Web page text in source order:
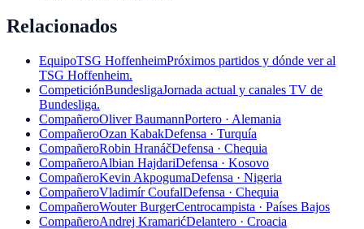
Relacionados
EquipoTSG HoffenheimPróximos partidos y dónde ver al
TSG Hoffenheim.
CompeticiónBundesligaJornada actual y canales TV de
Bundesliga.
CompañeroOliver BaumannPortero · Alemania
CompañeroOzan KabakDefensa · Turquía
CompañeroRobin HranáčDefensa · Chequia
CompañeroAlbian HajdariDefensa · Kosovo
CompañeroKevin AkpogumaDefensa · Nigeria
CompañeroVladimír CoufalDefensa · Chequia
CompañeroWouter BurgerCentrocampista · Países Bajos
CompañeroAndrej KramarićDelantero · Croacia